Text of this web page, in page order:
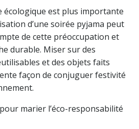
écologique est plus importante
d’une soirée pyjama peut
de cette préoccupation et
durable. Miser sur des
et des objets faits
façon de conjuguer festivité
marier l’éco-responsabilité